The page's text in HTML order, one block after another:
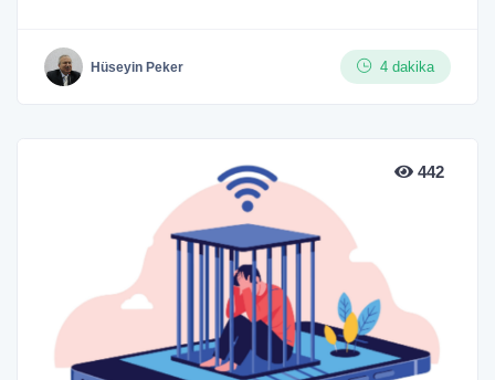
Hüseyin Peker 4 dakika
442